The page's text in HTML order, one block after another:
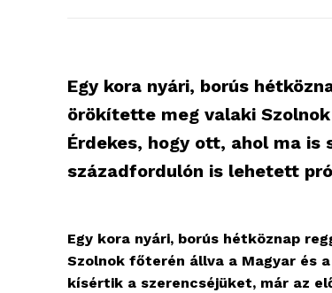
Egy kora nyári, borús
örökítette meg valaki
Érdekes, hogy ott, ahol ma
századfordulón is lehetett
Egy kora nyári, borús hétköznap
Szolnok főterén állva a Magyar és
kísértik a szerencséjüket, már az